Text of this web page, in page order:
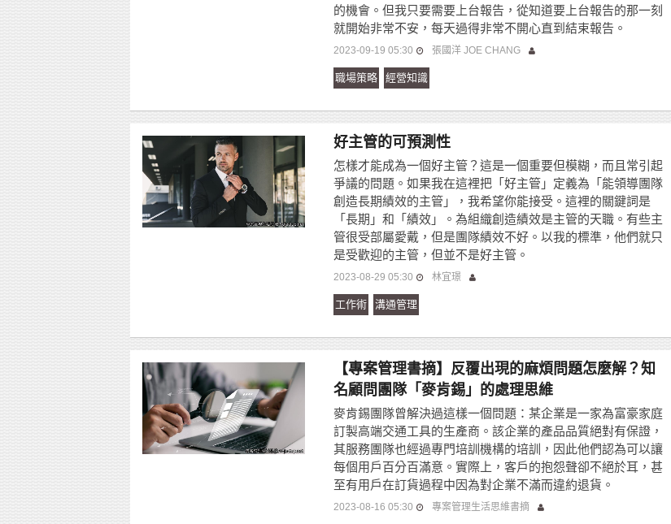
的機會。但我只要需要上台報告，從知道要上台報告的那一刻
就開始非常不安，每天過得非常不開心直到結束報告。
2023-09-19 05:30 張國洋 JOE CHANG
職場策略 經營知識
好主管的可預測性
怎樣才能成為一個好主管？這是一個重要但模糊，而且常引起
爭議的問題。如果我在這裡把「好主管」定義為「能領導團隊
創造長期績效的主管」，我希望你能接受。這裡的關鍵詞是
「長期」和「績效」。為組織創造績效是主管的天職。有些主
管很受部屬愛戴，但是團隊績效不好。以我的標準，他們就只
是受歡迎的主管，但並不是好主管。
2023-08-29 05:30 林宜璟
工作術 溝通管理
【專案管理書摘】反覆出現的麻煩問題怎麼解？知
名顧問團隊「麥肯錫」的處理思維
麥肯錫團隊曾解決過這樣一個問題：某企業是一家為富豪家庭
訂製高端交通工具的生產商。該企業的產品品質絕對有保證，
其服務團隊也經過專門培訓機構的培訓，因此他們認為可以讓
每個用戶百分百滿意。實際上，客戶的抱怨聲卻不絕於耳，甚
至有用戶在訂貨過程中因為對企業不滿而違約退貨。
2023-08-16 05:30 專案管理生活思維書摘